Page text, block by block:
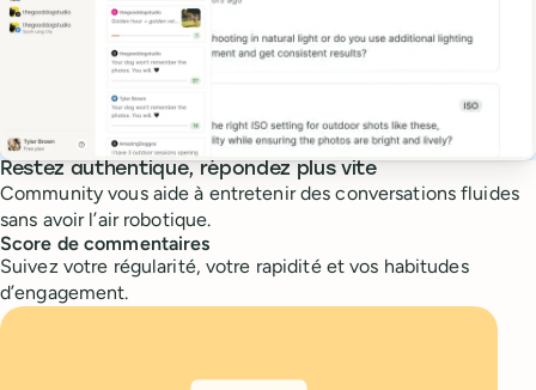
Restez authentique, répondez plus vite
Community vous aide à entretenir des conversations fluides
sans avoir l’air robotique.
Score de commentaires
Suivez votre régularité, votre rapidité et vos habitudes
d’engagement.